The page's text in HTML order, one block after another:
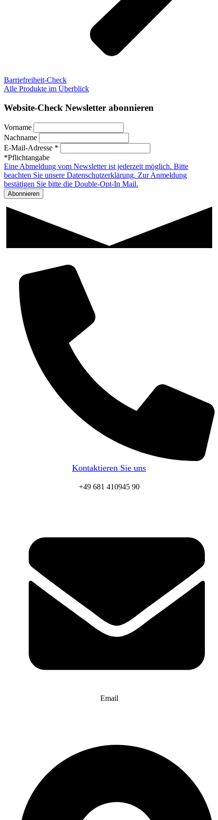
Barriefreiheit-Check
Alle Produkte im Überblick
Website-Check Newsletter abonnieren
Vorname
Nachname
E-Mail-Adresse *
*Pflichtangabe
Eine Abmeldung vom Newsletter ist jederzeit möglich. Bitte
beachten Sie unsere Datenschutzerklärung. Zur Anmeldung
bestätigen Sie bitte die Double-Opt-In Mail.
Kontaktieren Sie uns
+49 681 410945 90
Email